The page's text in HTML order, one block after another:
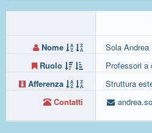
Nome
Ruolo
Afferenza
Contatti
Sola Andrea
Professori a
Struttura